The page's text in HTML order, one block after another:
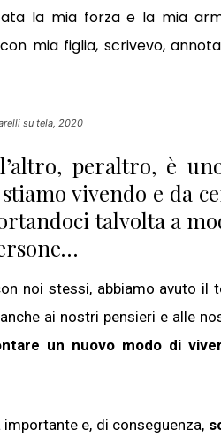
la mia forza e la mia
mia figlia, scrivevo,
su tela, 2020
peraltro, è
vivendo e da
talvolta a
noi stessi, abbiamo avuto il
ai nostri pensieri e alle
un nuovo modo di
e, di conseguenza,